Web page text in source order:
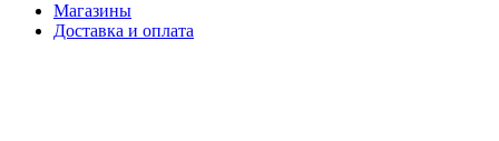
Магазины
Доставка и оплата